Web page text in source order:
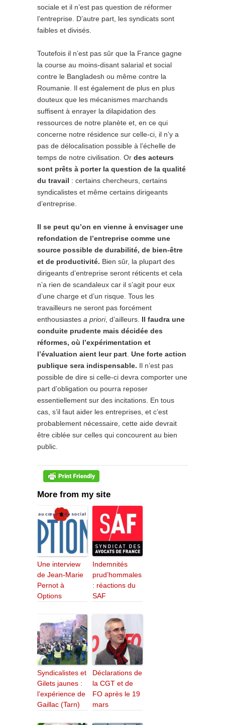
sociale et il n’est pas question de réformer
l’entreprise. D’autre part, les syndicats sont
faibles et divisés.
Toutefois il n’est pas sûr que la France gagne
la course au moins-disant salarial et social
contre le Bangladesh ou même contre la
Roumanie. Il est également de plus en plus
douteux que les mécanismes marchands
suffisent à enrayer la dilapidation des
ressources de notre planète et, en ce qui
concerne notre résidence sur celle-ci, il n’y a
pas de délocalisation possible à l’échelle de
temps de notre civilisation. Or des acteurs
sont prêts à porter la question de la qualité
du travail : certains chercheurs, certains
syndicalistes et même certains dirigeants
d’entreprise.
Il se peut qu’on en vienne à envisager une
refondation de l’entreprise comme une
source possible de durabilité, de bien-être
et de productivité. Bien sûr, la plupart des
dirigeants d’entreprise seront réticents et cela
n’a rien de scandaleux car il s’agit pour eux
d’une charge et d’un risque. Tous les
travailleurs ne seront pas forcément
enthousiastes a priori, d’ailleurs. Il faudra une
conduite prudente mais décidée des
réformes, où l’expérimentation et
l’évaluation aient leur part Une forte action
publique sera indispensable. Il n’est pas
possible de dire si celle-ci devra comporter une
part d’obligation ou pourra reposer
essentiellement sur des incitations. En tous
cas, s’il faut aider les entreprises, et c’est
probablement nécessaire, cette aide devrait
être ciblée sur celles qui concourent au bien
public.
More from my site
Une interview
de Jean-Marie
Pernot à
Options
Indemnités
prud’hommales
: réactions du
SAF
Syndicalistes et
Gilets jaunes :
l’expérience de
Gaillac (Tarn)
Déclarations de
la CGT et de
FO après le 19
mars